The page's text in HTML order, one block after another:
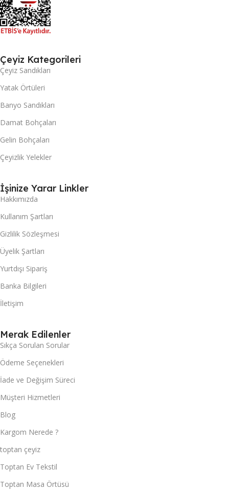
Çeyiz Kategorileri
Çeyiz Sandıkları
Yatak Örtüleri
Banyo Sandıkları
Damat Bohçaları
Gelin Bohçaları
Çeyizlik Yelekler
İşinize Yarar Linkler
Hakkımızda
Kullanım Şartları
Gizlilik Sözleşmesi
Üyelik Şartları
Yurtdışı Sipariş
Banka Bilgileri
İletişim
Merak Edilenler
Sıkça Sorulan Sorular
Ödeme Seçenekleri
İade ve Değişim Süreci
Müşteri Hizmetleri
Blog
Kargom Nerede ?
toptan çeyiz
Toptan Ev Tekstil
Toptan Masa Örtüsü